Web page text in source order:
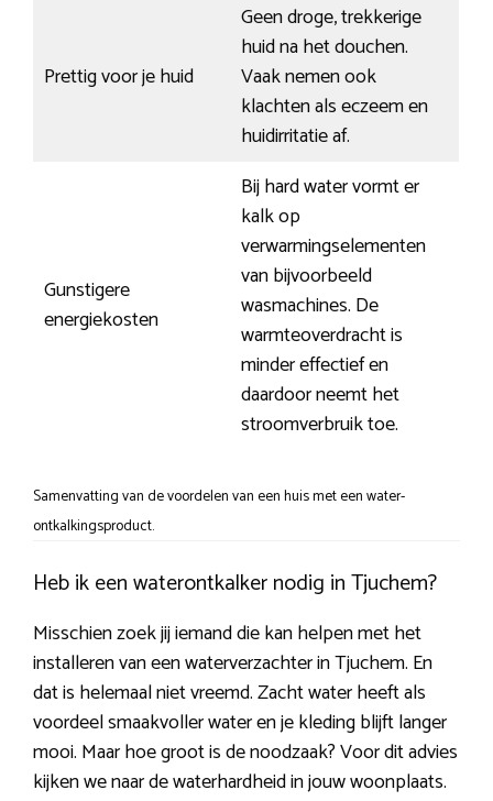
Prettig voor je huid
Geen droge, trekkerige
huid na het douchen.
Vaak nemen ook
klachten als eczeem en
huidirritatie af.
Gunstigere
energiekosten
Bij hard water vormt er
kalk op
verwarmingselementen
van bijvoorbeeld
wasmachines. De
warmteoverdracht is
minder effectief en
daardoor neemt het
stroomverbruik toe.
Samenvatting van de voordelen van een huis met een water-
ontkalkingsproduct.
Heb ik een waterontkalker nodig in Tjuchem?
Misschien zoek jij iemand die kan helpen met het
installeren van een waterverzachter in Tjuchem. En
dat is helemaal niet vreemd. Zacht water heeft als
voordeel smaakvoller water en je kleding blijft langer
mooi. Maar hoe groot is de noodzaak? Voor dit advies
kijken we naar de waterhardheid in jouw woonplaats.